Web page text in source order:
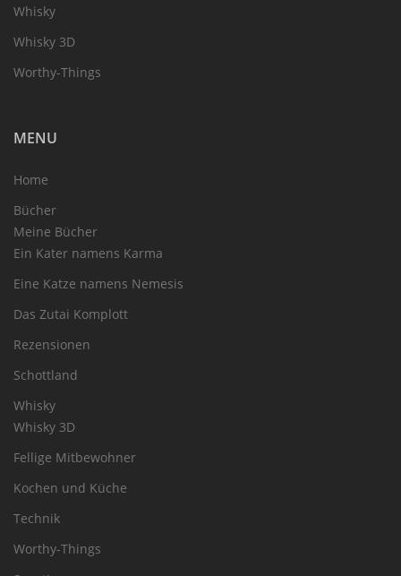
Whisky
Whisky 3D
Worthy-Things
MENU
Home
Bücher
Meine Bücher
Ein Kater namens Karma
Eine Katze namens Nemesis
Das Zutai Komplott
Rezensionen
Schottland
Whisky
Whisky 3D
Fellige Mitbewohner
Kochen und Küche
Technik
Worthy-Things